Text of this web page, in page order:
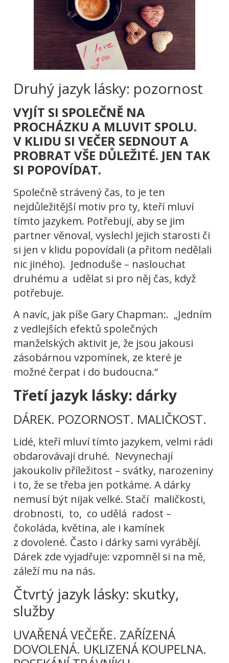
Druhý jazyk lásky: pozornost
VYJÍT SI SPOLEČNĚ NA
PROCHÁZKU A MLUVIT SPOLU.
V KLIDU SI VEČER SEDNOUT A
PROBRAT VŠE DŮLEŽITÉ. JEN TAK
SI POPOVÍDAT.
Společně strávený čas, to je ten
nejdůležitější motiv pro ty, kteří mluví
tímto jazykem. Potřebují, aby se jim
partner věnoval, vyslechl jejich starosti či
si jen v klidu popovídali (a přitom nedělali
nic jiného). Jednoduše – naslouchat
druhému a udělat si pro něj čas, když
potřebuje.
A navíc, jak píše Gary Chapman:. „Jedním
z vedlejších efektů společných
manželských aktivit je, že jsou jakousi
zásobárnou vzpomínek, ze které je
možné čerpat i do budoucna.“
Třetí jazyk lásky: dárky
DÁREK. POZORNOST. MALIČKOST.
Lidé, kteří mluví tímto jazykem, velmi rádi
obdarovávají druhé. Nevynechají
jakoukoliv příležitost – svátky, narozeniny
i to, že se třeba jen potkáme. A dárky
nemusí být nijak velké. Stačí maličkosti,
drobnosti, to, co udělá radost –
čokoláda, květina, ale i kamínek
z dovolené. Často i dárky sami vyrábějí.
Dárek zde vyjadřuje: vzpomněl si na mě,
záleží mu na nás.
Čtvrtý jazyk lásky: skutky,
služby
UVAŘENÁ VEČEŘE. ZAŘÍZENÁ
DOVOLENÁ. UKLIZENÁ KOUPELNA.